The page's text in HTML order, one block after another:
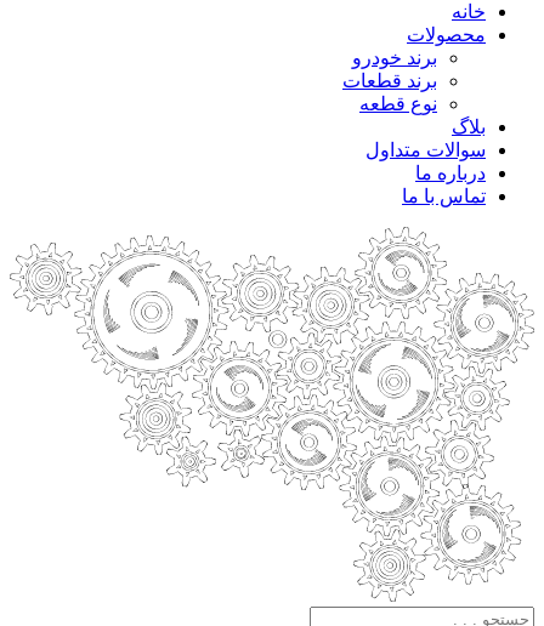
خانه
محصولات
برند خودرو
برند قطعات
نوع قطعه
بلاگ
سوالات متداول
درباره ما
تماس با ما
جستجو